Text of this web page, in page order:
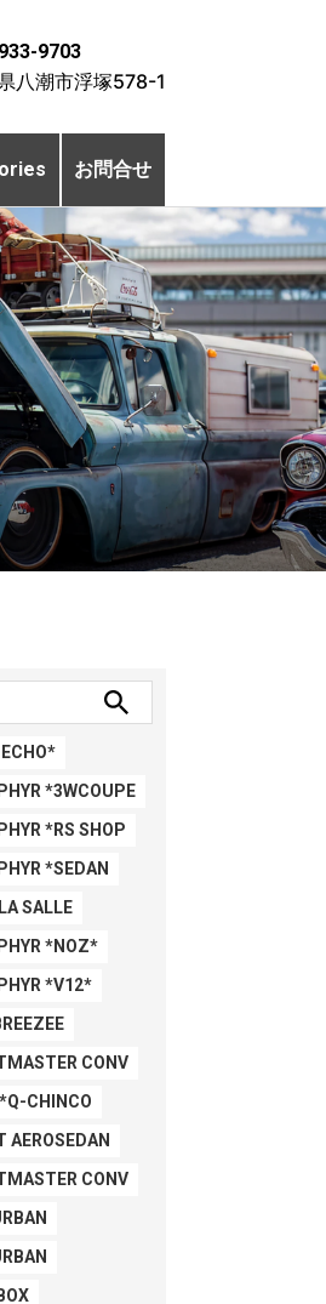
9703
八潮市浮塚578-1
お問合せ
*3WCOUPE
*RS SHOP
*SEDAN
SALLE
*NOZ*
*V12*
CONV
CHINCO
AEROSEDAN
CONV